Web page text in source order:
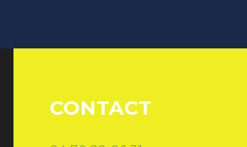
CONTACT